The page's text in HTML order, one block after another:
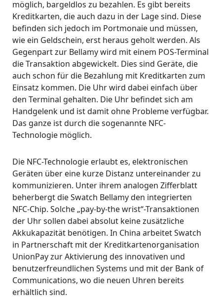
möglich, bargeldlos zu bezahlen. Es gibt bereits
Kreditkarten, die auch dazu in der Lage sind. Diese
befinden sich jedoch im Portmonaie und müssen,
wie ein Geldschein, erst heraus geholt werden. Als
Gegenpart zur Bellamy wird mit einem POS-Terminal
die Transaktion abgewickelt. Dies sind Geräte, die
auch schon für die Bezahlung mit Kreditkarten zum
Einsatz kommen. Die Uhr wird dabei einfach über
den Terminal gehalten. Die Uhr befindet sich am
Handgelenk und ist damit ohne Probleme verfügbar.
Das ganze ist durch die sogenannte NFC-
Technologie möglich.
Die NFC-Technologie erlaubt es, elektronischen
Geräten über eine kurze Distanz untereinander zu
kommunizieren. Unter ihrem analogen Zifferblatt
beherbergt die Swatch Bellamy den integrierten
NFC-Chip. Solche „pay-by-the wrist“-Transaktionen
der Uhr sollen dabei absolut keine zusätzliche
Akkukapazität benötigen. In China arbeitet Swatch
in Partnerschaft mit der Kreditkartenorganisation
UnionPay zur Aktivierung des innovativen und
benutzerfreundlichen Systems und mit der Bank of
Communications, wo die neuen Uhren bereits
erhältlich sind.